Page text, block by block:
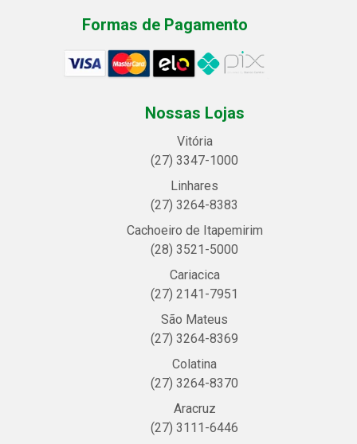
Formas de Pagamento
Nossas Lojas
Vitória
(27) 3347-1000
Linhares
(27) 3264-8383
Cachoeiro de Itapemirim
(28) 3521-5000
Cariacica
(27) 2141-7951
São Mateus
(27) 3264-8369
Colatina
(27) 3264-8370
Aracruz
(27) 3111-6446